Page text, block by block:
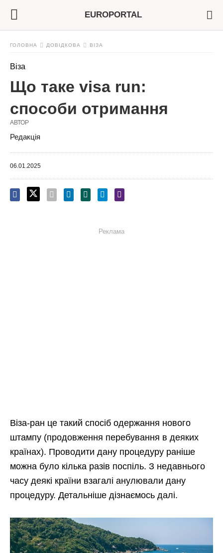
EUROPORTAL
ГОЛОВНА ДОВІДКОВА ВІЗА
Віза
Що таке visa run:
способи отримання
АВТОР
Редакція
06.01.2025
Реклама
Віза-ран це такий спосіб одержання нового
штампу (продовження перебування в деяких
країнах). Проводити дану процедуру раніше
можна було кілька разів поспіль. З недавнього
часу деякі країни взагалі анулювали дану
процедуру. Детальніше дізнаємось далі.